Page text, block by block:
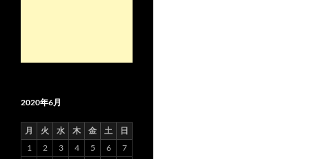
2020年6月
月 火 水 木 金 土
日
1
2 3 4 5 6
7